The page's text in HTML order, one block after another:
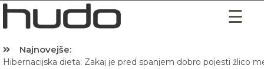
Najnovejše:
Hibernacijska dieta: Zakaj je pred spanjem dobro pojesti žlico